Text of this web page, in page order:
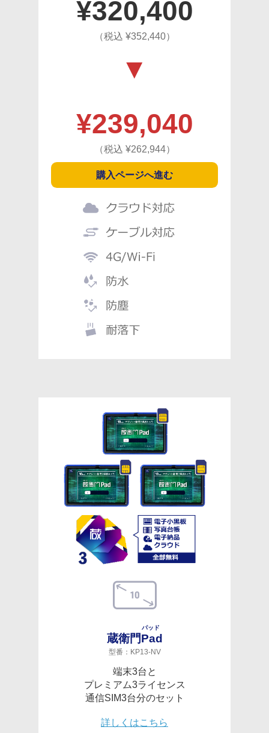
¥320,400
（税込 ¥352,440）
¥239,040
（税込 ¥262,944）
購入ページへ進む
蔵衛門Pad
パッド
型番：KP13-NV
端末3台と
プレミアム3ライセンス
通信SIM3台分のセット
詳しくはこちら